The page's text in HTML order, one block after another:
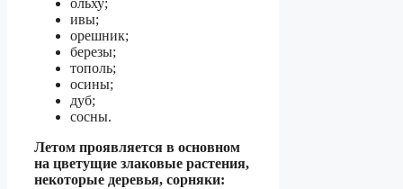
ольху;
ивы;
орешник;
березы;
тополь;
осины;
дуб;
сосны.
Летом проявляется в основном
на цветущие злаковые растения,
некоторые деревья, сорняки: